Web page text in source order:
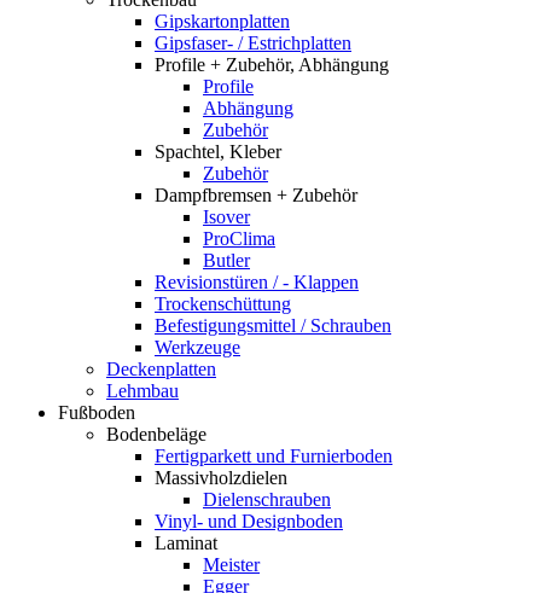
Gipskartonplatten
Gipsfaser- / Estrichplatten
Profile + Zubehör, Abhängung
Profile
Abhängung
Zubehör
Spachtel, Kleber
Zubehör
Dampfbremsen + Zubehör
Isover
ProClima
Butler
Revisionstüren / - Klappen
Trockenschüttung
Befestigungsmittel / Schrauben
Werkzeuge
Deckenplatten
Lehmbau
Fußboden
Bodenbeläge
Fertigparkett und Furnierboden
Massivholzdielen
Dielenschrauben
Vinyl- und Designboden
Laminat
Meister
Egger